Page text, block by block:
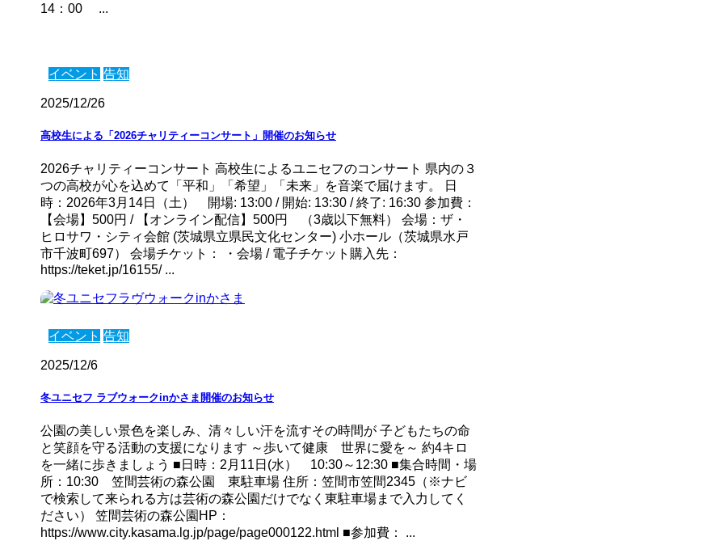
14：00 ...
イベント 告知
2025/12/26
高校生による「2026チャリティーコンサート」開催のお知らせ
2026チャリティーコンサート 高校生によるユニセフのコンサート 県内の３
つの高校が心を込めて「平和」「希望」「未来」を音楽で届けます。 日
時：2026年3月14日（土） 開場: 13:00 / 開始: 13:30 / 終了: 16:30 参加費：
【会場】500円 / 【オンライン配信】500円 （3歳以下無料） 会場：ザ・
ヒロサワ・シティ会館 (茨城県立県民文化センター) 小ホール（茨城県水戸
市千波町697） 会場チケット： ・会場 / 電子チケット購入先：
https://teket.jp/16155/ ...
イベント 告知
2025/12/6
冬ユニセフ ラブウォークinかさま開催のお知らせ
公園の美しい景色を楽しみ、清々しい汗を流すその時間が 子どもたちの命
と笑顔を守る活動の支援になります ～歩いて健康 世界に愛を～ 約4キロ
を一緒に歩きましょう ■日時：2月11日(水） 10:30～12:30 ■集合時間・場
所：10:30 笠間芸術の森公園 東駐車場 住所：笠間市笠間2345（※ナビ
で検索して来られる方は芸術の森公園だけでなく東駐車場まで入力してく
ださい） 笠間芸術の森公園HP：
https://www.city.kasama.lg.jp/page/page000122.html ■参加費： ...